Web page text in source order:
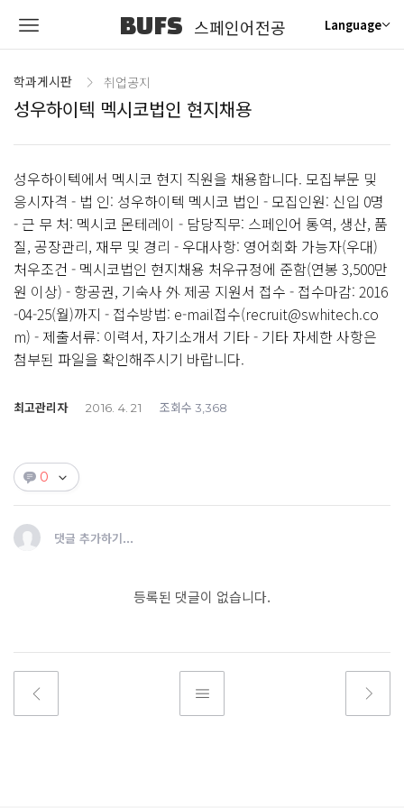
BUFS 스페인어전공 Language
학과게시판 취업공지
성우하이텍 멕시코법인 현지채용
성우하이텍에서 멕시코 현지 직원을 채용합니다. 모집부문 및
응시자격 - 법 인: 성우하이텍 멕시코 법인 - 모집인원: 신입 0명
- 근 무 처: 멕시코 몬테레이 - 담당직무: 스페인어 통역, 생산, 품
질, 공장관리, 재무 및 경리 - 우대사항: 영어회화 가능자(우대)
처우조건 - 멕시코법인 현지채용 처우규정에 준함(연봉 3,500만
원 이상) - 항공권, 기숙사 外 제공 지원서 접수 - 접수마감: 2016
-04-25(월)까지 - 접수방법: e-mail접수(recruit@swhitech.co
m) - 제출서류: 이력서, 자기소개서 기타 - 기타 자세한 사항은
첨부된 파일을 확인해주시기 바랍니다.
최고관리자 2016. 4. 21 조회수 3,368
0
댓글 추가하기...
등록된 댓글이 없습니다.